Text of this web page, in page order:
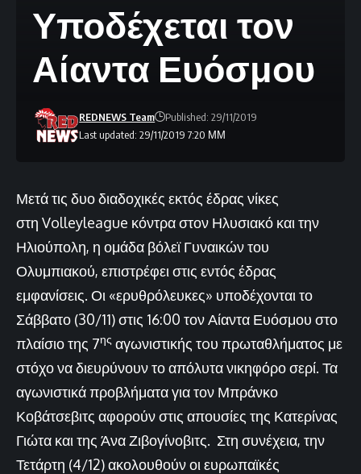
Υποδέχεται τον
Αίαντα Ευόσμου
Last updated: 29/11/2019 7:20 ΜΜ
REDNEWS Team Published: 29/11/2019
Μετά τις δυο διαδοχικές εκτός έδρας νίκες
στη Volleyleague κόντρα στον Ηλυσιακό και την
Ηλιούπολη, η ομάδα βόλεϊ Γυναικών του
Ολυμπιακού, επιστρέφει στις εντός έδρας
εμφανίσεις. Οι «ερυθρόλευκες» υποδέχονται το
Σάββατο (30/11) στις 16:00 τον Αίαντα Ευόσμου στο
πλαίσιο της 7ης αγωνιστικής τoυ πρωταθλήματος με
στόχο να διευρύνουν το απόλυτα νικηφόρο σερί. Τα
αγωνιστικά προβλήματα για τον Μπράνκο
Κοβάτσεβιτς αφορούν στις απουσίες της Κατερίνας
Γιώτα και της Άνα Ζιβογίνοβιτς. Στη συνέχεια, την
Τετάρτη (4/12) ακολουθούν οι ευρωπαϊκές